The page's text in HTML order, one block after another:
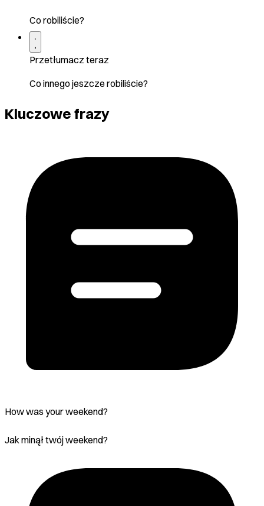
Co robiliście?
Przetłumacz teraz
Co innego jeszcze robiliście?
Kluczowe frazy
How was your weekend?
Jak minął twój weekend?